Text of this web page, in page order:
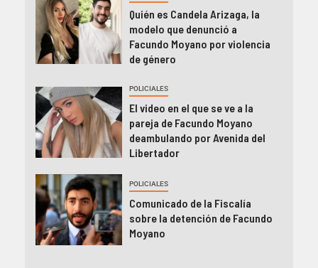
Quién es Candela Arizaga, la
modelo que denunció a
Facundo Moyano por violencia
de género
POLICIALES
El video en el que se ve a la
pareja de Facundo Moyano
deambulando por Avenida del
Libertador
POLICIALES
Comunicado de la Fiscalía
sobre la detención de Facundo
Moyano